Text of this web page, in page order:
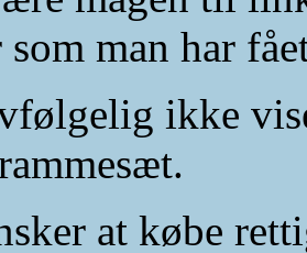
man har
ikke
at købe